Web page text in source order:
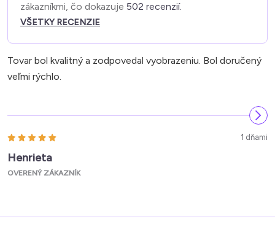
zákazníkmi, čo dokazuje 502 recenzií.
VŠETKY RECENZIE
Tovar bol kvalitný a zodpovedal vyobrazeniu. Bol doručený
veľmi rýchlo.
1 dňami
Henrieta
OVERENÝ ZÁKAZNÍK